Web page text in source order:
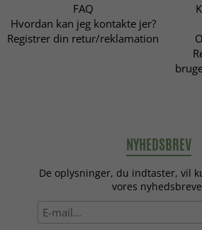
FAQ
Hvordan kan jeg kontakte jer?
Registrer din retur/reklamation
NYHEDSBREV
De oplysninger, du indtaster, vil
vores